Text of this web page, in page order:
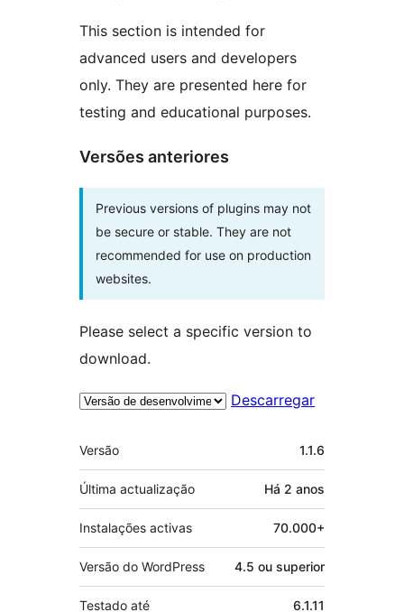
This section is intended for
advanced users and developers
only. They are presented here for
testing and educational purposes.
Versões anteriores
Previous versions of plugins may not
be secure or stable. They are not
recommended for use on production
websites.
Please select a specific version to
download.
Descarregar
Metadados
Versão 1.1.6
Última actualização Há 2 anos
Instalações activas 70.000+
Versão do WordPress 4.5 ou superior
Testado até 6.1.11